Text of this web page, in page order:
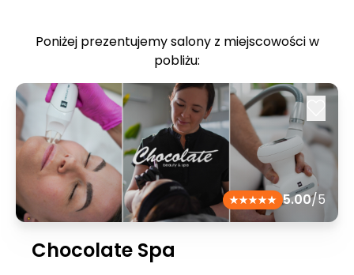
Poniżej prezentujemy salony z miejscowości w
pobliżu:
5.00/5
Chocolate Spa